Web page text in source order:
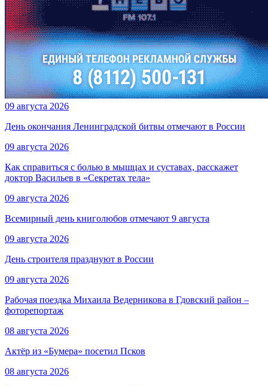
09 августа 2026
День окончания Ленинградской битвы отмечают в России
09 августа 2026
Как справиться с болью в мышцах и суставах, расскажет
доктор Васильев в «Секретах тела»
09 августа 2026
Всемирный день книголюбов отмечают 9 августа
09 августа 2026
День строителя празднуют в России
09 августа 2026
Рабочая поездка Михаила Ведерникова в Гдовский район –
фоторепортаж
08 августа 2026
Актёр из «Бумера» посетил Псков
08 августа 2026